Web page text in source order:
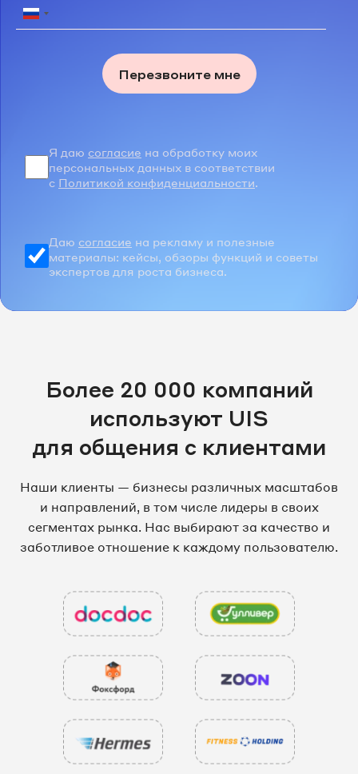
Перезвоните мне
Я даю согласие на обработку моих
персональных данных в соответствии
с Политикой конфиденциальности.
Даю согласие на рекламу и полезные
материалы: кейсы, обзоры функций и советы
экспертов для роста бизнеса.
Более 20 000 компаний
используют UIS
для общения с клиентами
Наши клиенты — бизнесы различных масштабов
и направлений, в том числе лидеры в своих
сегментах рынка. Нас выбирают за качество и
заботливое отношение к каждому пользователю.